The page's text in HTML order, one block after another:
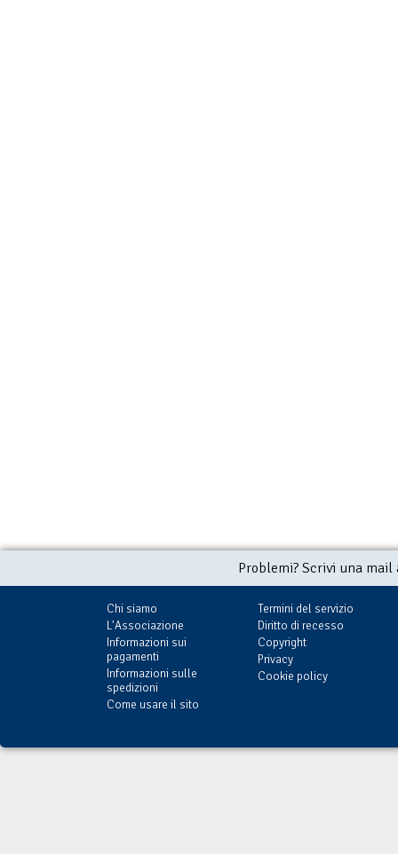
Problemi? Scrivi una
Chi siamo
L'Associazione
Informazioni sui
pagamenti
Informazioni sulle
spedizioni
Come usare il sito
Termini del servizio
Diritto di recesso
Copyright
Privacy
Cookie policy